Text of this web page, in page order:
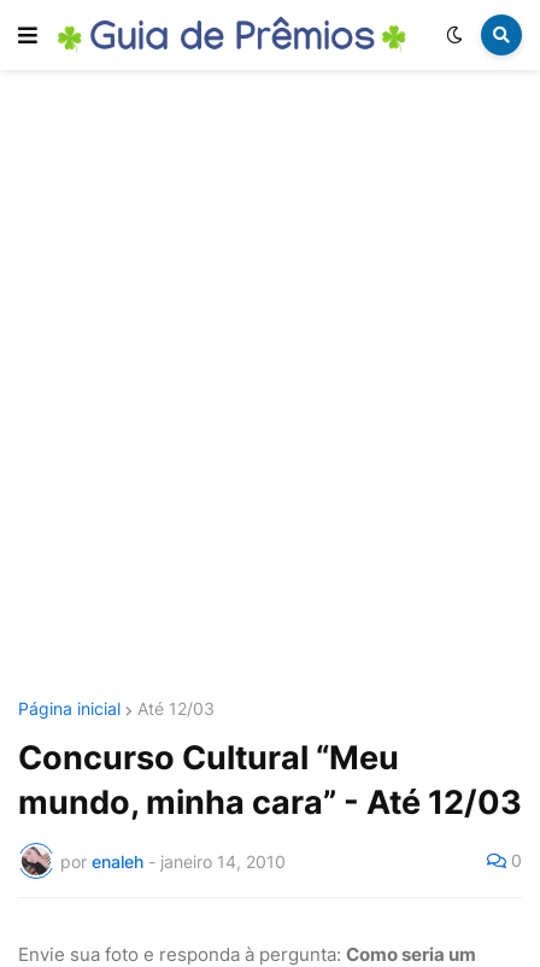
Página inicial Até 12/03
Concurso Cultural “Meu
mundo, minha cara” - Até 12/03
por enaleh - janeiro 14, 2010 0
Envie sua foto e responda à pergunta: Como seria um